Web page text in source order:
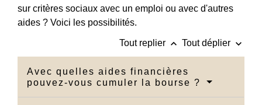
sur critères sociaux avec un emploi ou avec d'autres
aides ? Voici les possibilités.
Tout replier keyboard_arrow_up Tout déplier keyboard_arrow_down
Avec quelles aides financières
pouvez-vous cumuler la bourse ?